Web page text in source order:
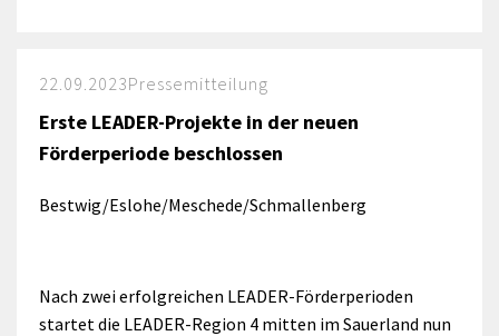
22.09.2023Pressemitteilung
Erste LEADER-Projekte in der neuen
Förderperiode beschlossen
Bestwig/Eslohe/Meschede/Schmallenberg
Nach zwei erfolgreichen LEADER-Förderperioden
startet die LEADER-Region 4 mitten im Sauerland nun